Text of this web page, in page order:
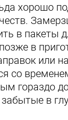
хорошо
в пакеты
в
или
со
гораздо
в